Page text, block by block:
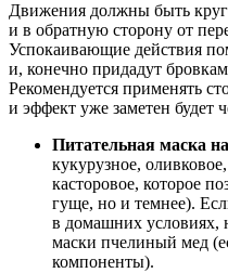
Движения должны быть
и в обратную сторону от
Успокаивающие действия
и, конечно придадут
Рекомендуется применять
и эффект уже заметен будет
Питательная маска
кукурузное,
касторовое, которое
гуще, но и темнее).
в домашних условиях,
маски пчелиный мед
компоненты).